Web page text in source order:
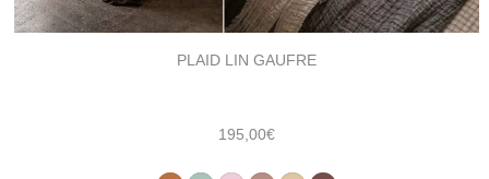
PLAID LIN GAUFRE
195,00€